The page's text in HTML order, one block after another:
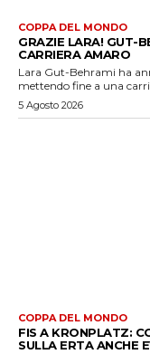
COPPA DEL MONDO
GRAZIE LARA! GUT-
CARRIERA AMARO
Lara Gut-Behrami ha
mettendo fine a una
5 Agosto 2026
COPPA DEL MONDO
FIS A KRONPLATZ:
SULLA ERTA ANCHE